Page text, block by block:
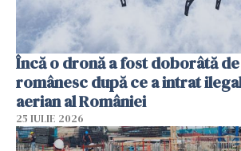
Încă o dronă a fost doborâtă de
românesc după ce a intrat
aerian al României
25 IULIE 2026